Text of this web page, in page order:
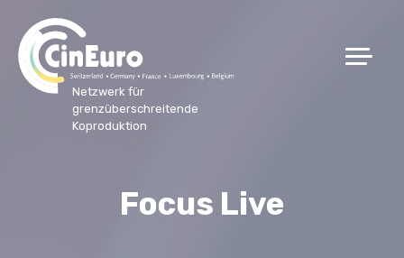
Netzwerk für
grenzüberschreitende
Koproduktion
Focus Live